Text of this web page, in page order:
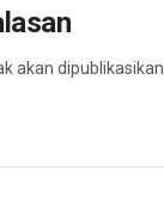
akan dipublikasikan.